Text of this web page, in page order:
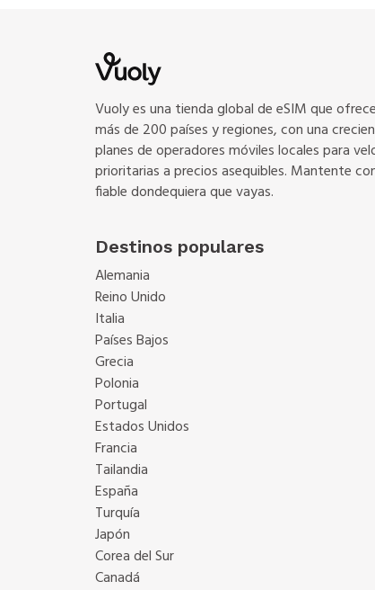
Vuoly es una tienda global de eSIM que
más de 200 países y regiones, con una
planes de operadores móviles locales para
prioritarias a precios asequibles. Mantente
fiable dondequiera que vayas.
Destinos populares
Alemania
Reino Unido
Italia
Países Bajos
Grecia
Polonia
Portugal
Estados Unidos
Francia
Tailandia
España
Turquía
Japón
Corea del Sur
Canadá